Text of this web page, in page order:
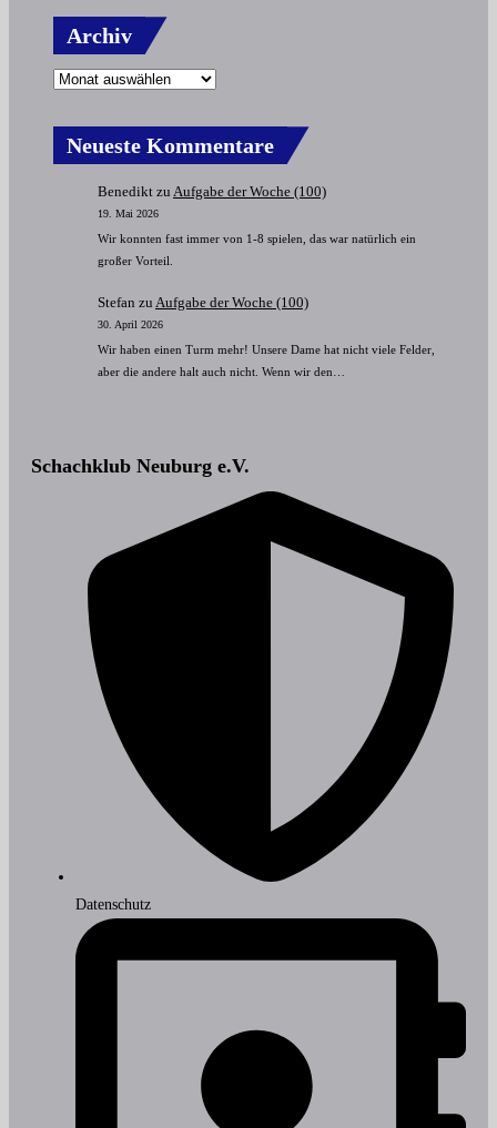
Archiv
Neueste Kommentare
Benedikt zu Aufgabe der Woche (100)
19. Mai 2026
Wir konnten fast immer von 1-8 spielen, das war natürlich ein
großer Vorteil.
Stefan zu Aufgabe der Woche (100)
30. April 2026
Wir haben einen Turm mehr! Unsere Dame hat nicht viele Felder,
aber die andere halt auch nicht. Wenn wir den…
Schachklub Neuburg e.V.
Datenschutz